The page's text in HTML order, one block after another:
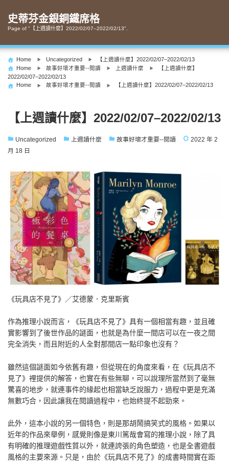
content
史蒂芬金銀銅鐵席格
Page of "【上週讀什麼】2022/02/07–2022/02/13".
Home Uncategorized
【上週讀什麼】2022/02/07–2022/02/13
Home
故事好壞才重要--閱讀 上週讀什麼
【上週讀什麼】
2022/02/07–2022/02/13
Home
故事好壞才重要--閱讀 【上週讀什麼】2022/02/07–2022/02/13
【上週讀什麼】2022/02/07–2022/02/13
Uncategorized 上週讀什麼 故事好壞才重要--閱讀
2022 年 2
月 18 日
《玩具店不見了》／艾德蒙．克里斯賓
作為推理小說而言，《玩具店不見了》具有一個相當有趣，並且確
實影響到了後世作品的謎面，也就是為什麼一間店可以在一夜之間
完全消失，而且附近的人全對那間店一點印象也沒有？
雖然這個謎面如今依舊有趣，但從現在的角度來看，在《玩具店不
見了》裡提供的解答，也實在有些無聊，可以說理所當然到了毫無
驚喜的地步，就連事件的緣起也相當缺乏說服力，過程中更是充滿
無數巧合，因此讓我在閱讀過程中，也始終提不起勁來。
此外，這本小說的另一個特色，則是那胡鬧搞笑式的風格。如果以
近年的作品來舉例，感覺則像是東川篤哉會寫的推理小說，除了具
有明確的推理遊戲性質以外，就連誇張的角色塑造，也是全書遊戲
風格的主要來源。只是，由於《玩具店不見了》的成書時間實在距